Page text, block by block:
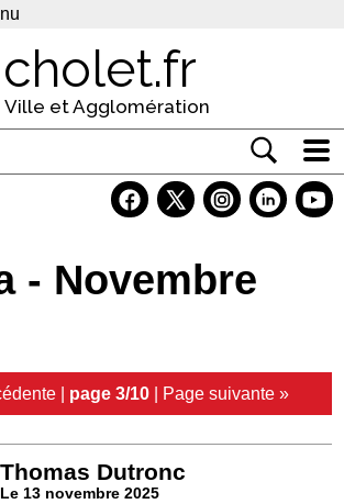
cookies
cholet.fr
Ville et Agglomération
- Novembre
| page 3/10| Page suivante »
Thomas Dutronc
Le 13 novembre 2025